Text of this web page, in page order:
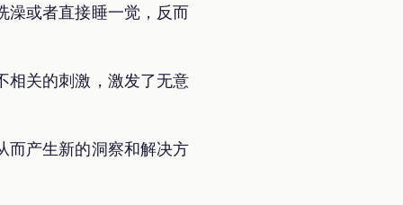
澡或者直接睡一觉，反而
相关的刺激，激发了无意
而产生新的洞察和解决方